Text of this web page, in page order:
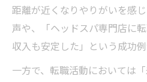
距離が近くなりやりがいを感
声や、「ヘッドスパ専門店に
収入も安定した」という成功例
一方で、転職活動においては